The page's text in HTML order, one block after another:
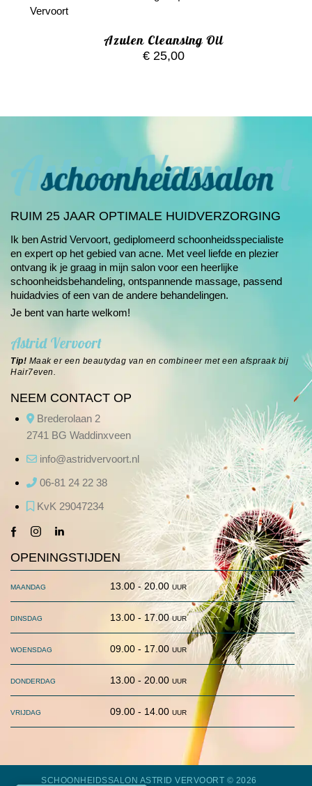
Azulen Cleansing Oil
€ 25,00
RUIM 25 JAAR OPTIMALE HUIDVERZORGING
Ik ben Astrid Vervoort, gediplomeerd schoonheids­specialiste
en expert op het gebied van acne. Met veel liefde en plezier
ontvang ik je graag in mijn salon voor een heerlijke
schoonheids­behandeling, ontspannende massage, passend
huidadvies of een van de andere behandelingen.
Je bent van harte welkom!
Astrid Vervoort
Tip! Maak er een beautydag van en combineer met een afspraak bij
Hair7even.
NEEM CONTACT OP
Brederolaan 2
2741 BG Waddinxveen
info@astridvervoort.nl
06-81 24 22 38
KvK 29047234
facebook-
instagramlinkedin
OPENINGSTIJDEN
maandag 13.00 - 20.00 uur
dinsdag 13.00 - 17.00 uur
woensdag 09.00 - 17.00 uur
donderdag 13.00 - 20.00 uur
vrijdag 09.00 - 14.00 uur
SCHOONHEIDSSALON ASTRID VERVOORT © 2026